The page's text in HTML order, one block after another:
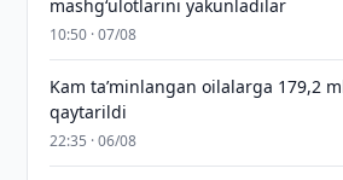
mashgʻulotlarini yakunladilar
10:50 · 07/08
Kam taʼminlangan oilalarga 179,2
qaytarildi
22:35 · 06/08